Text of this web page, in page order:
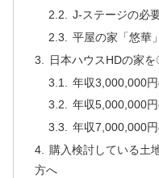
J-ステージの必
平屋の家「悠華
日本ハウスHDの家
年収3,000,000
年収5,000,000
年収7,000,000
購入検討している土
方へ